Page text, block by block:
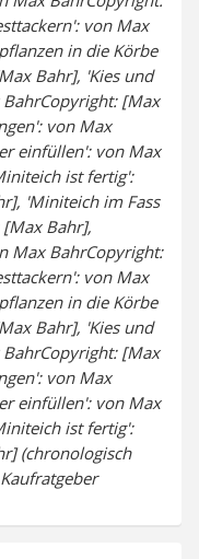
von Max
in die Körbe
Bahr], 'Kies und
BahrCopyright: [Max
von Max
einfüllen': von Max
ist fertig':
'Miniteich im Fass
Bahr],
Max BahrCopyright:
von Max
in die Körbe
Bahr], 'Kies und
BahrCopyright: [Max
von Max
einfüllen': von Max
ist fertig':
(chronologisch